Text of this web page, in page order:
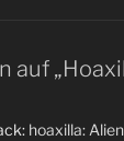
hoaxilla: